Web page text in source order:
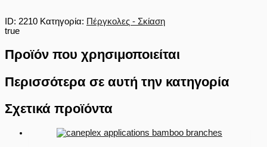
ID: 2210 Κατηγορία: Πέργκολες - Σκίαση
true
Προϊόν που χρησιμοποιείται
Περισσότερα σε αυτή την κατηγορία
Σχετικά προϊόντα